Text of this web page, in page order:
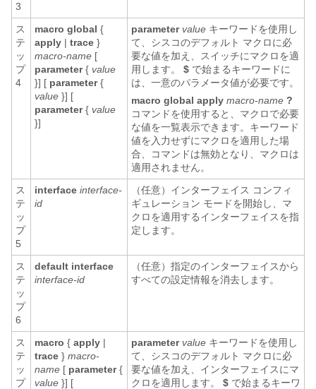
3
ス
テ
ッ
プ
4
macro global {
apply | trace }
macro-name [
parameter { value
}] [ parameter {
value }] [
parameter { value
}]
parameter value キーワードを使用し
て、シスコのデフォルト マクロに必
要な値を加え、スイッチにマクロを適
用します。
$ で始まるキーワードに
は、一意のパラメータ値が必要です。
macro global apply macro-name ?
コマンドを使用すると、マクロで必要
な値を一覧表示できます。キーワード
値を入力せずにマクロを適用した場
合、コマンドは無効となり、マクロは
適用されません。
ス
テ
ッ
プ
5
interface interface-
id
（任意）インターフェイス コンフィ
ギュレーション モードを開始し、マ
クロを適用するインターフェイスを指
定します。
ス
テ
ッ
プ
6
default interface
interface-id
（任意）指定のインターフェイスから
すべての設定情報を消去します。
ス
テ
ッ
プ
macro { apply |
trace } macro-
name [ parameter {
value }] [
parameter value キーワードを使用し
て、シスコのデフォルト マクロに必
要な値を加え、インターフェイスにマ
クロを適用します。
$ で始まるキーワ